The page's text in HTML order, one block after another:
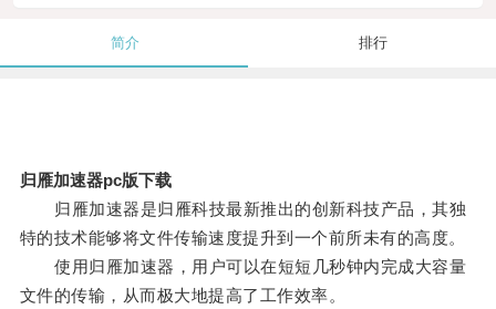
简介 排行
归雁加速器pc版下载
归雁加速器是归雁科技最新推出的创新科技产品，其独
特的技术能够将文件传输速度提升到一个前所未有的高度。
使用归雁加速器，用户可以在短短几秒钟内完成大容量
文件的传输，从而极大地提高了工作效率。